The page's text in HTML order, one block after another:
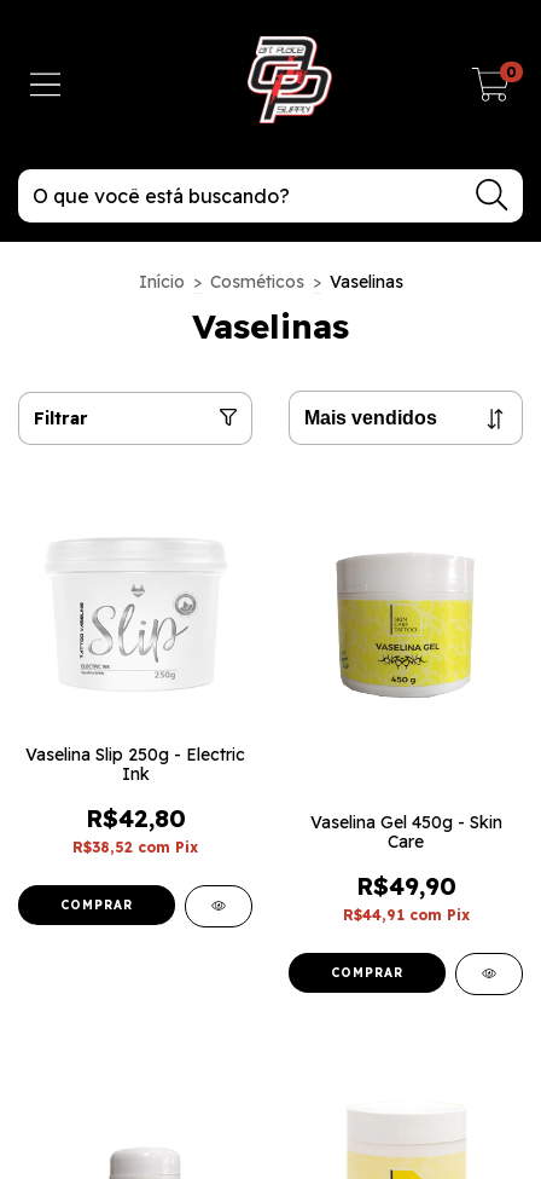
0
Início > Cosméticos > Vaselinas
Vaselinas
Filtrar
Vaselina Slip 250g - Electric
Ink
R$42,80
R$38,52 com Pix
Vaselina Gel 450g - Skin
Care
R$49,90
R$44,91 com Pix